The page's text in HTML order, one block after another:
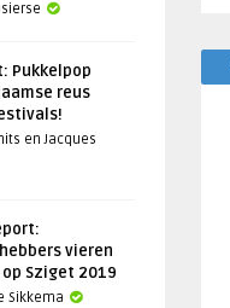
Pukkelpop
reus
en Jacques
vieren
Sziget 2019
Sikkema